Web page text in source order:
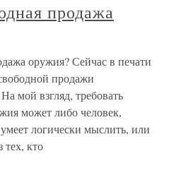
продажа
оружия? Сейчас в печати
продажи
мой взгляд, требовать
может либо человек,
логически мыслить, или
кто